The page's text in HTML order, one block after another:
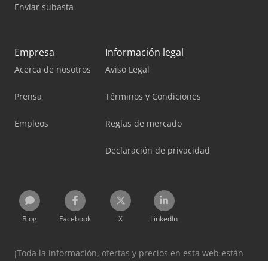
Enviar subasta
Empresa
Acerca de nosotros
Prensa
Empleos
Información legal
Aviso Legal
Términos y Condiciones
Reglas de mercado
Declaración de privacidad
Blog Facebook X LinkedIn
¡Toda la información, ofertas y precios en esta web están